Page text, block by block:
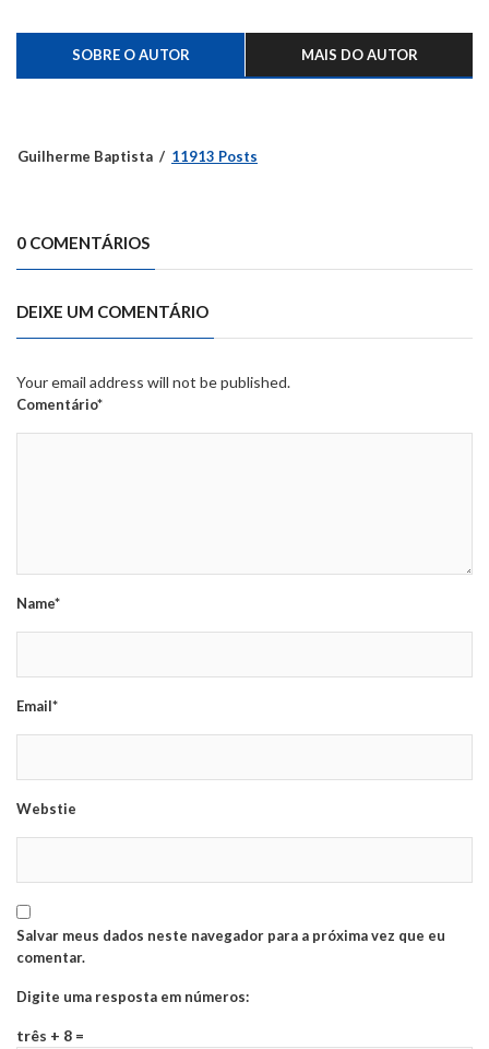
SOBRE O AUTOR MAIS DO AUTOR
Guilherme Baptista 11913 Posts
0 COMENTÁRIOS
DEIXE UM COMENTÁRIO
Your email address will not be published.
Comentário*
Name*
Email*
Webstie
Salvar meus dados neste navegador para a próxima vez que eu
comentar.
Digite uma resposta em números:
três + 8 =